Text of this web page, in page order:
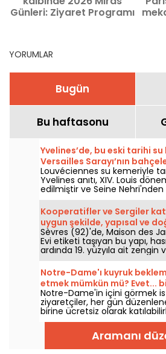
Günleri: Ziyaret Programı
YORUMLAR
Bugün
Bu haftasonu
Yvelines’de, bu eski tarihi su
Versailles Sarayı’nın
Louvéciennes su kemeriyle
Yvelines anıtı, XIV. Louis
edilmiştir ve Seine
suyu Versailles ve Marly’nin
bahçelerine taşımak üzere
mühendislik harikasıdır. 17.
bu su kemeri, bugün bile
bir tarihi eser olarak varlığını
Kooperatifler ve Sergiler
uygun şekilde, yapısal ve
Sèvres'teki Maison des
eserler ve yazarlar evine
bölgedeki bu tarihi
Balzac ve Léon
taşıyan eski konutu
Sèvres (92)'de, Maison des
Evi etiketi taşıyan bu yapı,
ardında 19. yüzyıla ait zengin
hikaye saklıyor. Balzac'ın
Gambetta'nın evi olan bu
bugün ziyaretçilerini keşfe
Paris'in hemen yanı başında
müze, Fransız mirasıyla iç içe
deneyim sunuyor.
Notre-Dame'ı kuyruk
etmek mümkün mü? Evet...
gözetmeniz şartıyla
Notre-Dame'in içini görmek
ziyaretçiler, her gün
birine ücretsiz olarak
açık bir imkan, ancak
katılmayı amaçlamak ya da
baştan sona saygıyla izlemek
Bilmeniz gerekenler şu şekilde
Aramanı